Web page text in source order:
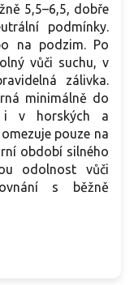
5,5–6,5, dobře
podmínky.
na podzim. Po
vůči suchu, v
zálivka.
minimálně do
i v horských a
pouze na
období silného
odolnost vůči
s běžně